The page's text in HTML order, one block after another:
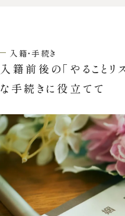
神社挙式
ドレス・和装
ウエディングレポート
アクセス
入籍・手続き
入籍前後の「やること
な手続きに役立てて